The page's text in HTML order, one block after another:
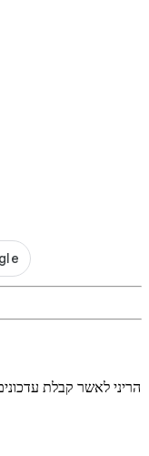
הריני לאשר קבלת